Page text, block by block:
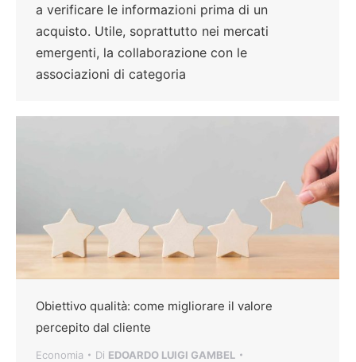
a verificare le informazioni prima di un
acquisto. Utile, soprattutto nei mercati
emergenti, la collaborazione con le
associazioni di categoria
Obiettivo qualità: come migliorare il valore
percepito dal cliente
Economia Di EDOARDO LUIGI GAMBEL